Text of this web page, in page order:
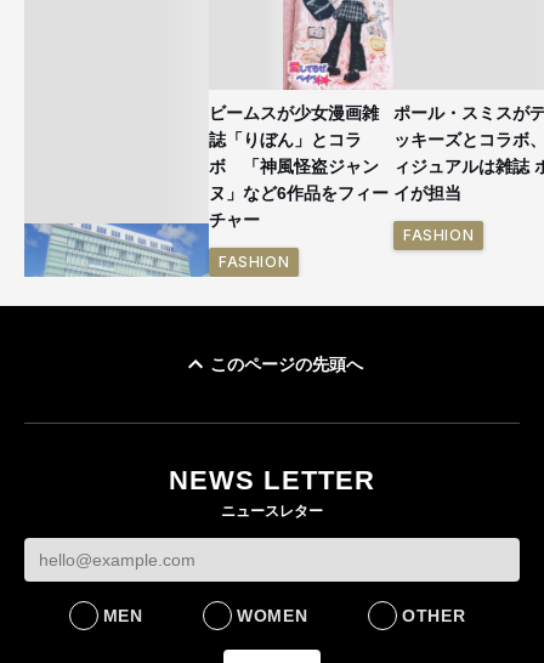
ビームスが少女漫画雑
誌「りぼん」とコラ
ボ 「神風怪盗ジャン
ヌ」など6作品をフィー
チャー
FASHION
ポール・スミスが
ッキーズとコラボ
ィジュアルは雑誌
イが担当
FASHION
このページの先頭へ
NEWS LETTER
ニュースレター
MEN WOMEN OTHER